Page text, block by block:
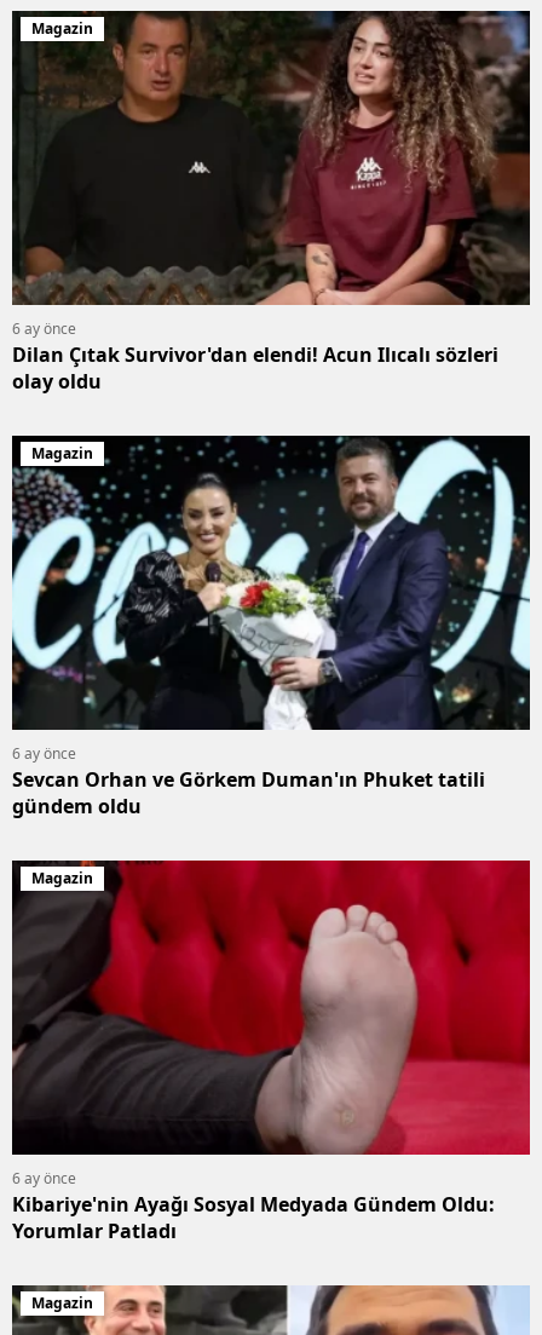
Magazin
6 ay önce
Dilan Çıtak Survivor'dan elendi! Acun Ilıcalı sözleri
olay oldu
Magazin
6 ay önce
Sevcan Orhan ve Görkem Duman'ın Phuket tatili
gündem oldu
Magazin
6 ay önce
Kibariye'nin Ayağı Sosyal Medyada Gündem Oldu:
Yorumlar Patladı
Magazin